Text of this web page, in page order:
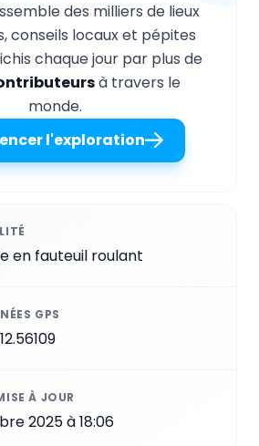
des milliers de lieux
conseils locaux et pépites
chaque jour par plus de
à travers le
monde.
l'exploration
en fauteuil roulant
GPS
À JOUR
2025 à 18:06